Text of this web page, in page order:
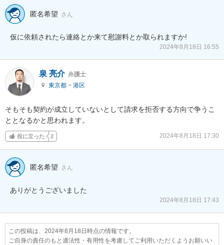
匿名希望 さん
仮に依頼されたら連絡とか来て慰謝料とか取られますか!
2024年8月18日 16:55
泉 亮介 弁護士
東京都 > 港区
そもそも契約が成立していないとして請求を拒否する方向で争うこ
ととなるかと思われます。
役に立った 2 2024年8月18日 17:30
匿名希望 さん
ありがとうございました
2024年8月18日 17:43
この投稿は、2024年8月18日時点の情報です。
ご自身の責任のもと適法性・有用性を考慮してご利用いただくようお願いい